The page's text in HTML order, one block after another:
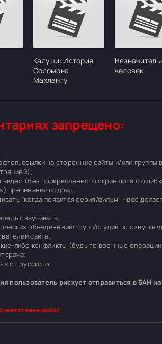
Калуши: История
Соломона
Махлангу
человек
запрещено:
ссылки на сторонние сайты и/или группы
видео (без прикрепленного скриншота с
препинания подряд;
"когда появится серия/фильм" - всё
озвучивать;
объединений/групп/студий по озвучке/
сайта;
либо конфликты (будь то военные
от русского.
пользователь рискует отправиться в БАН